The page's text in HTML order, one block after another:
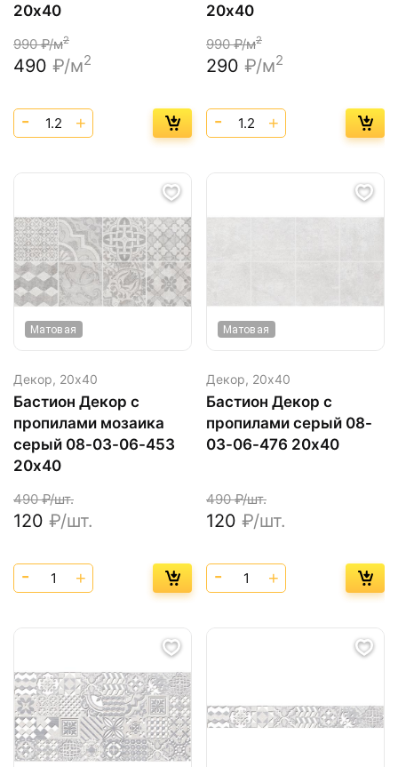
20х40
990₽/м2
490 ₽/м2
20х40
990₽/м2
290 ₽/м2
Матовая
Декор, 20х40
Бастион Декор с
пропилами мозаика
серый 08-03-06-453
20х40
490₽/шт.
120 ₽/шт.
Матовая
Декор, 20х40
Бастион Декор с
пропилами серый 08-
03-06-476 20х40
490₽/шт.
120 ₽/шт.